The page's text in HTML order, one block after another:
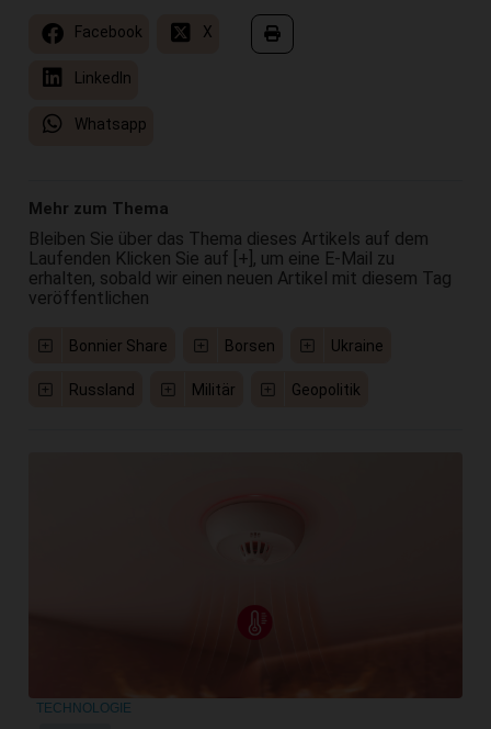
Facebook X
LinkedIn
Whatsapp
Mehr zum Thema
Bleiben Sie über das Thema dieses Artikels auf dem
Laufenden Klicken Sie auf [+], um eine E-Mail zu
erhalten, sobald wir einen neuen Artikel mit diesem Tag
veröffentlichen
Bonnier Share Borsen Ukraine
Russland Militär Geopolitik
TECHNOLOGIE